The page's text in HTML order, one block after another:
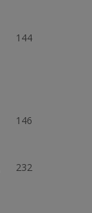
144
146
232